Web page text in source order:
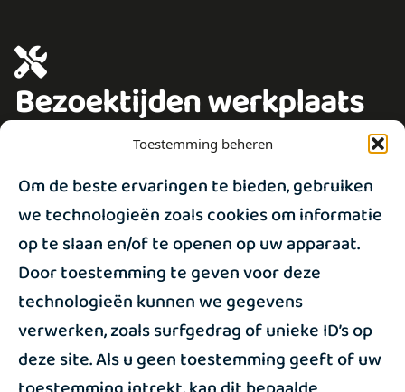
Toestemming beheren
Om de beste ervaringen te bieden, gebruiken
we technologieën zoals cookies om informatie
op te slaan en/of te openen op uw apparaat.
Door toestemming te geven voor deze
technologieën kunnen we gegevens
verwerken, zoals surfgedrag of unieke ID’s op
deze site. Als u geen toestemming geeft of uw
Bezoektijden werkplaats
Maandagmiddag 13:00 - 17:30 uur
Woensdagmiddag 13:00 - 17:30 uur
Vrijdagmiddag 13:00 - 17:30 uur
Locatie
Wij zijn op onderstaand adres gevestigd: 1e